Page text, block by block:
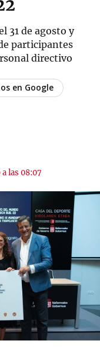
31 de agosto y
participantes
directivo
las 08:07
en Google